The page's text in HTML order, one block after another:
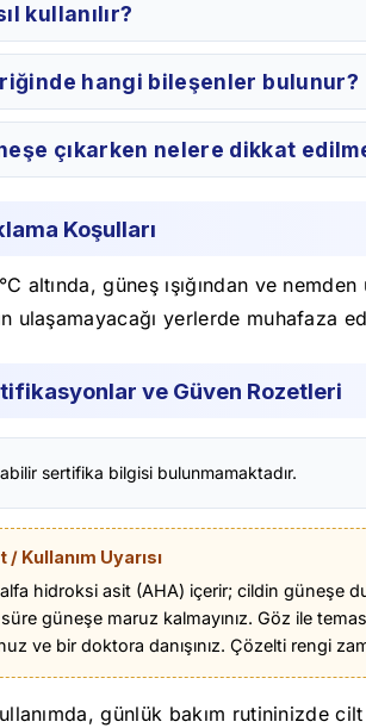
kullanılır?
hangi bileşenler bulunur?
çıkarken nelere dikkat
Koşulları
altında, güneş ışığından ve
ulaşamayacağı yerlerde muhafaza
ve Güven Rozetleri
sertifika bilgisi bulunmamaktadır.
Kullanım Uyarısı
hidroksi asit (AHA) içerir; cildin güneşe
güneşe maruz kalmayınız. Göz ile
ve bir doktora danışınız. Çözelti rengi
günlük bakım rutininizde